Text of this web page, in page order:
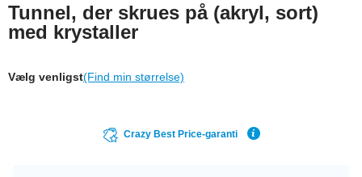
Tunnel, der skrues på (akryl, sort)
med krystaller
Vælg venligst(Find min størrelse)
Crazy Best Price-garanti